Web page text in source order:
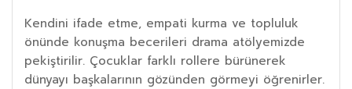
Kendini ifade etme, empati kurma ve topluluk
önünde konuşma becerileri drama atölyemizde
pekiştirilir. Çocuklar farklı rollere bürünerek
dünyayı başkalarının gözünden görmeyi öğrenirler.